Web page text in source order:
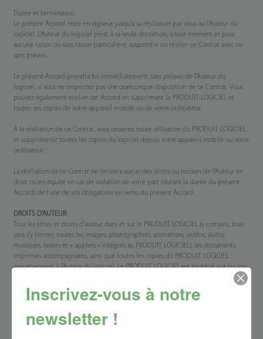
Durée et terminaison.
Le présent Accord reste en vigueur jusqu’à sa résiliation par vous ou l’Auteur du
logiciel. L’Auteur du logiciel peut, à sa seule discrétion, à tout moment et pour
aucune raison ou sans raison particulière, suspendre ou résilier ce Contrat avec ou
sans préavis.
Le présent Accord prendra fin immédiatement, sans préavis de l’Auteur du
logiciel, si vous ne respectez pas une quelconque disposition de ce Contrat. Vous
pouvez également résilier cet Accord en supprimant le PRODUIT LOGICIEL et
toutes ses copies de votre appareil mobile ou de votre ordinateur.
À la résiliation de ce Contrat, vous cesserez toute utilisation du PRODUIT LOGICIEL
et supprimerez toutes les copies du logiciel depuis votre appareil mobile ou votre
ordinateur.
La résiliation de ce Contrat ne limitera aucun des droits ou recours de l'Auteur en
droit ou en équité en cas de violation de votre part (durant la durée du présent
Accord) de l'une de vos obligations en vertu du présent Accord.
DROITS D’AUTEUR
Tous les titres et droits d’auteur dans et sur le PRODUIT LOGICIEL (y compris, mais
sans s’y limiter, toutes les images, photographies, animations, vidéos, audio,
musiques, textes et « applets » intégrés au PRODUIT LOGICIEL), les documents
imprimés accompagnants, ainsi que toutes les copies du PRODUIT LOGICIEL
appartiennent à l’Auteur du logiciel. Le PRODUIT LOGICIEL est protégé par les lois
sur le droit d’auteur et les dispositions des traités internationaux. Par conséquent,
vous devez traiter le PRODUIT LOGICIEL comme tout autre matériel protégé par
le droit d’auteur, sauf que vous pouvez l’installer sur un seul ordinateur à condition
Inscrivez-vous à notre
newsletter !